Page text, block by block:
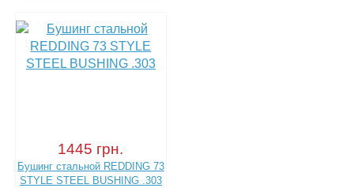
1445 грн.
Бушинг стальной REDDING 73
STYLE STEEL BUSHING .303